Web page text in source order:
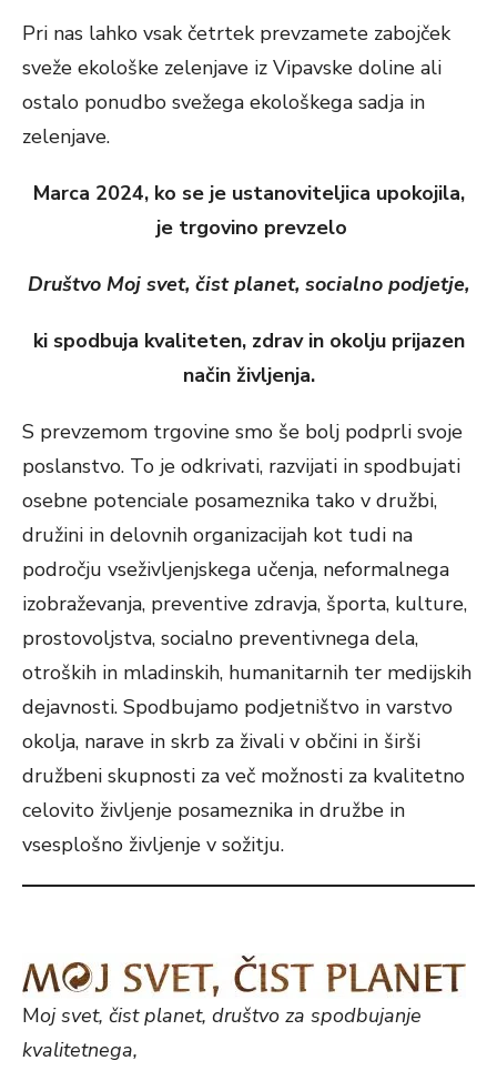
Pri nas lahko vsak četrtek prevzamete zabojček
sveže ekološke zelenjave iz Vipavske doline ali
ostalo ponudbo svežega ekološkega sadja in
zelenjave.
Marca 2024, ko se je ustanoviteljica upokojila,
je trgovino prevzelo
Društvo Moj svet, čist planet, socialno podjetje,
ki spodbuja kvaliteten, zdrav in okolju prijazen
način življenja.
S prevzemom trgovine smo še bolj podprli svoje
poslanstvo. To je odkrivati, razvijati in spodbujati
osebne potenciale posameznika tako v družbi,
družini in delovnih organizacijah kot tudi na
področju vseživljenjskega učenja, neformalnega
izobraževanja, preventive zdravja, športa, kulture,
prostovoljstva, socialno preventivnega dela,
otroških in mladinskih, humanitarnih ter medijskih
dejavnosti. Spodbujamo podjetništvo in varstvo
okolja, narave in skrb za živali v občini in širši
družbeni skupnosti za več možnosti za kvalitetno
celovito življenje posameznika in družbe in
vsesplošno življenje v sožitju.
Moj svet, čist planet, društvo za spodbujanje
kvalitetnega,